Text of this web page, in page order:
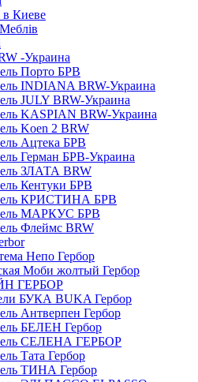
в Киеве
-Украина
Порто БРВ
INDIANA BRW-Украина
JULY BRW-Украина
KASPIAN BRW-Украина
Koen 2 BRW
Ацтека БРВ
Герман БРВ-Украина
ЗЛАТА BRW
Кентуки БРВ
КРИСТИНА БРВ
МАРКУС БРВ
Флеймс BRW
Непо Гербор
Моби жолтый Гербор
ГЕРБОР
БУКА BUKA Гербор
Антверпен Гербор
БЕЛЕН Гербор
СЕЛЕНА ГЕРБОР
Тата Гербор
ТИНА Гербор